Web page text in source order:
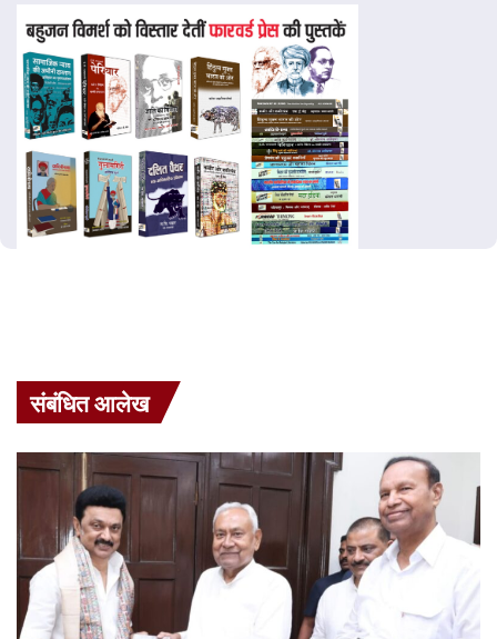
संबंधित आलेख